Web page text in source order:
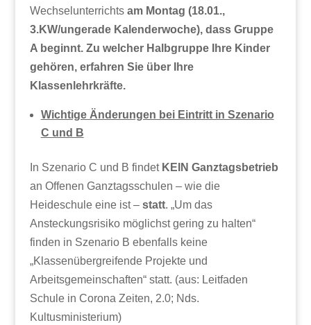
Wechselunterrichts am Montag (18.01.,
3.KW/ungerade Kalenderwoche), dass Gruppe
A beginnt. Zu welcher Halbgruppe Ihre Kinder
gehören, erfahren Sie über Ihre
Klassenlehrkräfte.
Wichtige Änderungen bei Eintritt in Szenario
C und B
In Szenario C und B findet KEIN Ganztagsbetrieb
an Offenen Ganztagsschulen – wie die
Heideschule eine ist – statt. „Um das
Ansteckungsrisiko möglichst gering zu halten“
finden in Szenario B ebenfalls keine
„Klassenübergreifende Projekte und
Arbeitsgemeinschaften“ statt. (aus: Leitfaden
Schule in Corona Zeiten, 2.0; Nds.
Kultusministerium)